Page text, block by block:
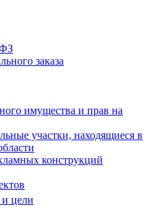
заказа
имущества и прав на
участки, находящиеся в
конструкций
цели